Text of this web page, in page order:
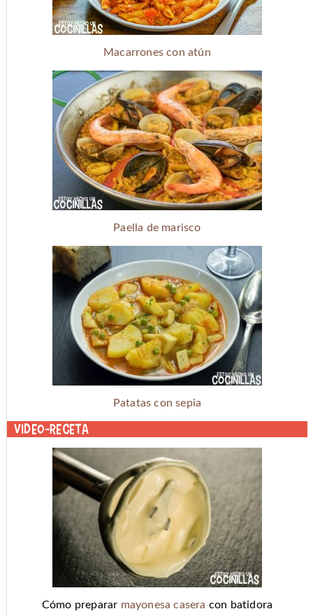
Macarrones con atún
Paella de marisco
Patatas con sepia
Video-receta
Cómo preparar mayonesa casera con batidora